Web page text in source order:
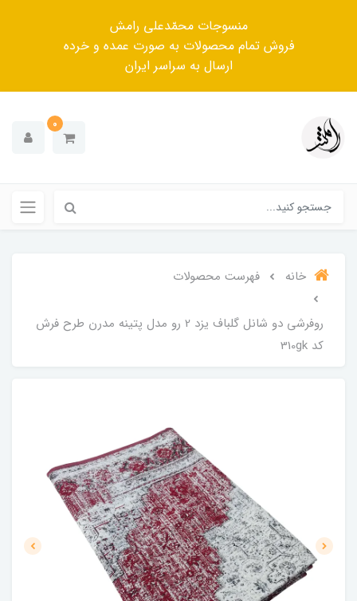
منسوجات محمّدعلی رامش
فروش تمام محصولات به صورت عمده و خرده
ارسال به سراسر ایران
0
خانه فهرست محصولات
روفرشی دو شانل گلباف یزد 2 رو مدل پتینه مدرن طرح فرش
کد 310gk